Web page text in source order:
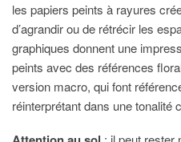
les papiers peints à rayures
d’agrandir ou de rétrécir les
graphiques donnent une
peints avec des références
version macro, qui font
réinterprétant dans une tonalité